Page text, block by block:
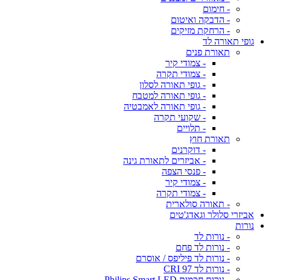
- חימום
- הדבקה ואיטום
- הרחקת מזיקים
גופי תאורה לד
תאורת פנים
- צמודי קיר
- צמודי תקרה
- גופי תאורה לסלון
- גופי תאורה למטבח
- גופי תאורה לאמבטיה
- שקועי תקרה
- תלויים
תאורת חוץ
- דוקרנים
- אביזרים לתאורת גינה
- פנסי הצפה
- צמודי קיר
- צמודי תקרה
- תאורה סולארית
אביזרי סלולר וגאדג'טים
נורות
- נורות לד
- נורות לד פחם
- נורות לד פיליפס / אוסרם
- נורות לד CRI 97